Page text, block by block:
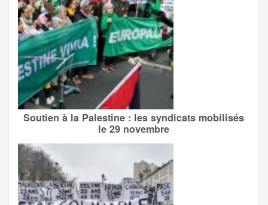
Soutien à la Palestine : les syndicats mobilisés
le 29 novembre